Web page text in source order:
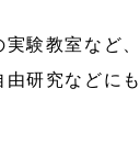
験教室など
研究などにも